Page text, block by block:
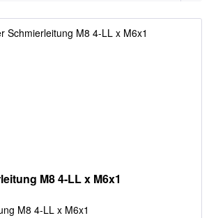
M8 4-LL x M6x1
M8 4-LL x M6x1